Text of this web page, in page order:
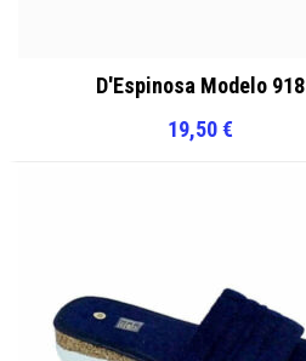
D'Espinosa Modelo 918
19,50€